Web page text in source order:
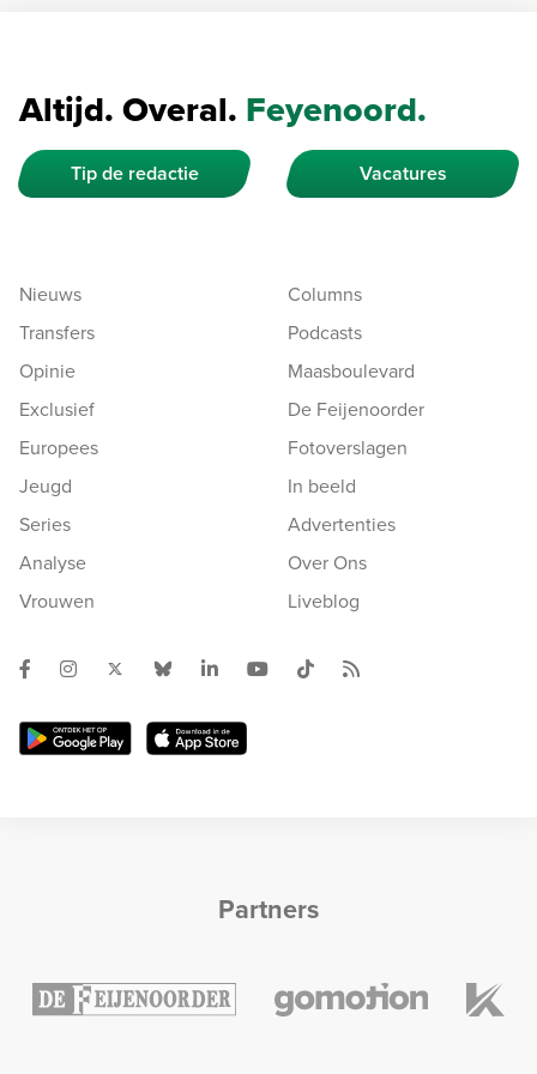
Altijd. Overal. Feyenoord.
Tip de redactie Vacatures
Nieuws
Transfers
Opinie
Exclusief
Europees
Jeugd
Series
Analyse
Vrouwen
Columns
Podcasts
Maasboulevard
De Feijenoorder
Fotoverslagen
In beeld
Advertenties
Over Ons
Liveblog
Partners